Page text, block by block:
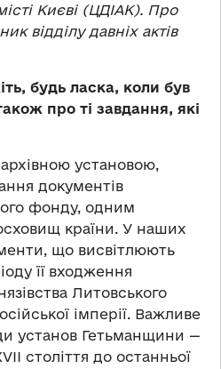
Києві (ЦДІАК). Про
відділу давніх актів
будь ласка, коли був
про ті завдання, які
установою,
документів
фонду, одним
країни. У наших
що висвітлюють
її входження
Литовського
імперії. Важливе
установ Гетьманщини —
століття до останньої